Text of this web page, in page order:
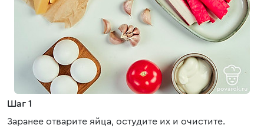
Шаг 1
Заранее отварите яйца, остудите их и очистите.